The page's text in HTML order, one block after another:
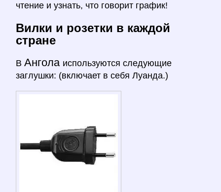
чтение и узнать, что говорит график!
Вилки и розетки в каждой
стране
В Ангола используются следующие
заглушки: (включает в себя Луанда.)